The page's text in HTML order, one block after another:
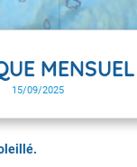
15/09/2025